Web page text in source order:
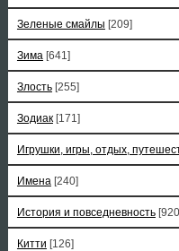
Зеленые смайлы [209]
Зима [641]
Злость [255]
Зодиак [171]
Игрушки, игры, отдых,
Имена [240]
История и повседневность
Китти [126]